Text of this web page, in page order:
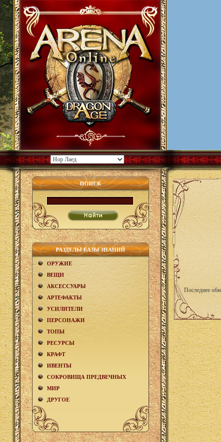
ПОИСК
РАЗДЕЛЫ БАЗЫ ЗНАНИЙ
ОРУЖИЕ
ВЕЩИ
АКCЕСCУАРЫ
АРТЕФАКТЫ
УСИЛИТЕЛИ
ПЕРСОНАЖИ
ТОПЫ
РЕСУРСЫ
КРАФТ
ИВЕНТЫ
СОКРОВИЩА ПРЕДВЕЧНЫХ
МИР
ДРУГОЕ
Последнее